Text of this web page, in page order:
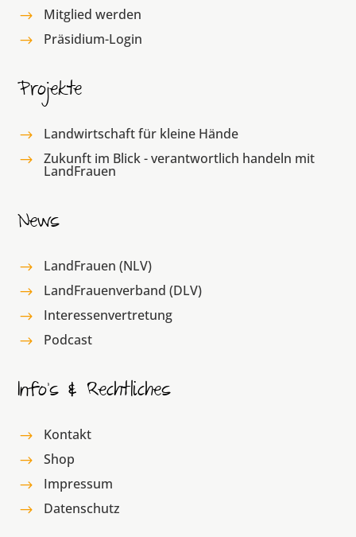
$ Mitglied werden
$ Präsidium-Login
Projekte
$ Landwirtschaft für kleine Hände
$ Zukunft im Blick - verantwortlich handeln mit
LandFrauen
News
$ LandFrauen (NLV)
$ LandFrauenverband (DLV)
$ Interessenvertretung
$ Podcast
Info’s & Rechtliches
$ Kontakt
$ Shop
$ Impressum
$ Datenschutz